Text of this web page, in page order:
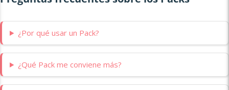
¿Por qué usar un Pack?
¿Qué Pack me conviene más?